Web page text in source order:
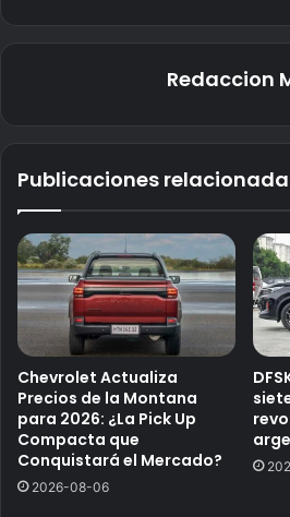
Redaccion
Publicaciones
Chevrolet Actualiza
Precios de la Montana
para 2026: ¿La Pick Up
Compacta que
Conquistará el Mercado?
2026-08-06